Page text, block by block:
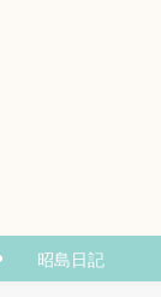
昭島日記